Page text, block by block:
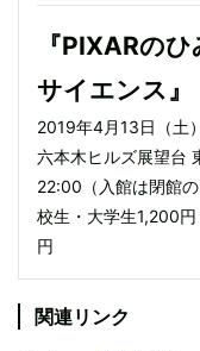
『PIXARの
サイエンス』
2019年4月13日（土
六本木ヒルズ展望台
22:00（入館は閉館
校生・大学生1,200
円
関連リンク